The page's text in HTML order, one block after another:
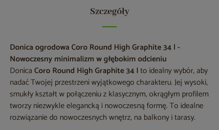
Szczegóły
Donica ogrodowa Coro Round High Graphite 34 l -
Nowoczesny minimalizm w głębokim odcieniu
DonicaCoro Round High Graphite 34 lto idealny wybór, aby
nadać Twojej przestrzeni wyjątkowego charakteru. Jej wysoki,
smukły kształt w połączeniu z klasycznym, okrągłym profilem
tworzy niezwykle elegancką i nowoczesną formę. To idealne
rozwiązanie do nowoczesnych wnętrz, na balkony i tarasy.